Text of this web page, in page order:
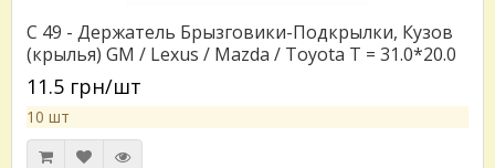
C 49 - Держатель Брызговики-Подкрылки, Кузов
(крылья) GM / Lexus / Mazda / Toyota T = 31.0*20.0
11.5 грн/шт
10 шт